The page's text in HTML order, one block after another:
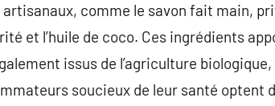
artisanaux, comme le savon fait main,
et l’huile de coco. Ces ingrédients
issus de l’agriculture
soucieux de leur santé optent